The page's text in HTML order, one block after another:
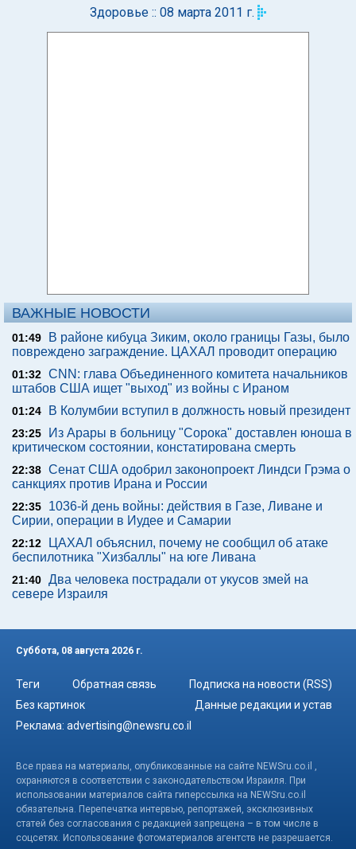
Здоровье :: 08 марта 2011 г.
ВАЖНЫЕ НОВОСТИ
01:49
В районе кибуца Зиким, около границы Газы, было
повреждено заграждение. ЦАХАЛ проводит операцию
01:32 CNN: глава Объединенного комитета начальников
штабов США ищет "выход" из войны с Ираном
01:24 В Колумбии вступил в должность новый президент
23:25
Из Арары в больницу "Сорока" доставлен юноша в
критическом состоянии, констатирована смерть
22:38 Сенат США одобрил законопроект Линдси Грэма о
санкциях против Ирана и России
22:35
1036-й день войны: действия в Газе, Ливане и
Сирии, операции в Иудее и Самарии
22:12
ЦАХАЛ объяснил, почему не сообщил об атаке
беспилотника "Хизбаллы" на юге Ливана
21:40 Два человека пострадали от укусов змей на
севере Израиля
Суббота, 08 августа 2026 г.
Теги Обратная связь
Подписка на новости (RSS)
Без картинок
Данные редакции и устав
Реклама: advertising@newsru.co.il
Все права на материалы, опубликованные на сайте NEWSru.co.il ,
охраняются в соответствии с законодательством Израиля. При
использовании материалов сайта гиперссылка на NEWSru.co.il
обязательна. Перепечатка интервью, репортажей, эксклюзивных
статей без согласования с редакцией запрещена – в том числе в
соцсетях. Использование фотоматериалов агентств не разрешается.